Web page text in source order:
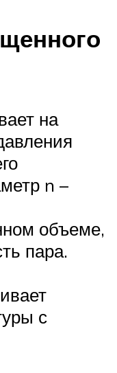
на
n –
объеме,
пара.
с